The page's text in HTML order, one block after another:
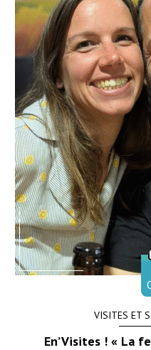
VISITES ET
En’Visites ! « La